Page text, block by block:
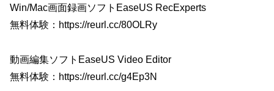
Win/Mac画面録画ソフトEaseUS RecExperts
無料体験：https://reurl.cc/80OLRy
動画編集ソフトEaseUS Video Editor
無料体験：https://reurl.cc/g4Ep3N